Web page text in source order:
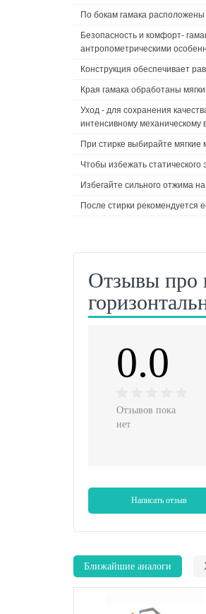
По бокам гамака
Безопасность и комфорт-
антропометрическими
Конструкция обеспечивает
Края гамака обработаны
Уход - для сохранения
интенсивному механическому
При стирке выбирайте
Чтобы избежать статического
Избегайте сильного отжима
После стирки рекомендуется
Отзывы про
0.0
Отзывов пока
нет
Написать отзыв
Ближайшие аналоги